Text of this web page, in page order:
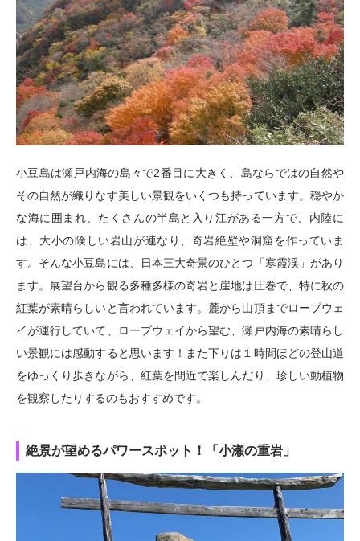
小豆島は瀬戸内海の島々で2番目に大きく、島ならではの自然や
その自然が織りなす美しい景観をいくつも持っています。穏やか
な海に囲まれ、たくさんの半島と入り江がある一方で、内陸に
は、大小の険しい岩山が連なり、奇岩絶壁や洞窟を作っていま
す。そんな小豆島には、日本三大奇景のひとつ「寒霞渓」があり
ます。展望台から観る多種多様の奇岩と崖地は圧巻で、特に秋の
紅葉が素晴らしいと言われています。麓から山頂までロープウェ
イが運行していて、ロープウェイから望む、瀬戸内海の素晴らし
い景観には感動すると思います！また下りは１時間ほどの登山道
をゆっくり歩きながら、紅葉を間近で楽しんだり、珍しい動植物
を観察したりするのもおすすめです。
絶景が望めるパワースポット！「小瀬の重岩」